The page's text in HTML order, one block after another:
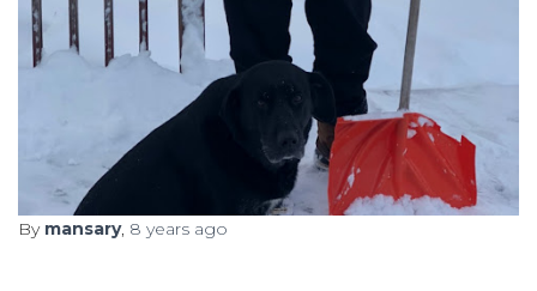
By mansary, 8 years ago